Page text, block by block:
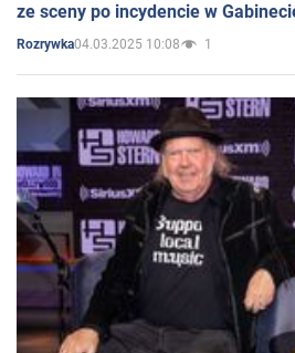
ze sceny po incydencie w
Rozrywka04.03.2025 10:08 1